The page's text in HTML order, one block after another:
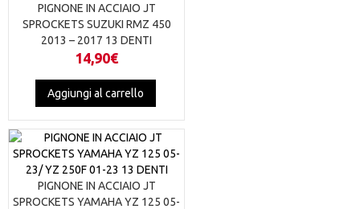
PIGNONE IN ACCIAIO JT
SPROCKETS SUZUKI RMZ 450
2013 – 2017 13 DENTI
14,90€
Aggiungi al carrello
PIGNONE IN ACCIAIO JT
SPROCKETS YAMAHA YZ 125 05-